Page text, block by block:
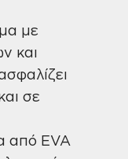
με
και
σε
από EVA